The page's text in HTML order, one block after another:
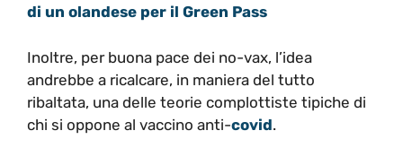
di un olandese per il Green Pass
Inoltre, per buona pace dei no-vax, l’idea
andrebbe a ricalcare, in maniera del tutto
ribaltata, una delle teorie complottiste tipiche di
chi si oppone al vaccino anti-covid.